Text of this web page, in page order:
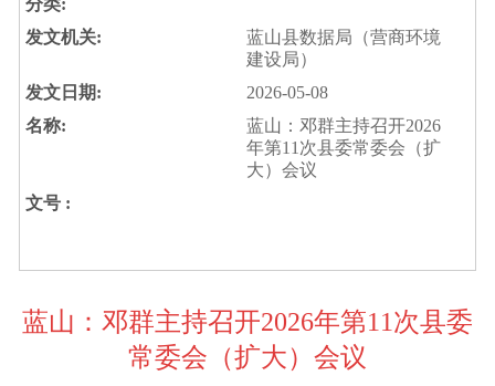
分类:
发文机关:
蓝山县数据局（营商环境
建设局）
发文日期:
2026-05-08
名称:
蓝山：邓群主持召开2026
年第11次县委常委会（扩
大）会议
文号 :
蓝山：邓群主持召开2026年第11次县委
常委会（扩大）会议